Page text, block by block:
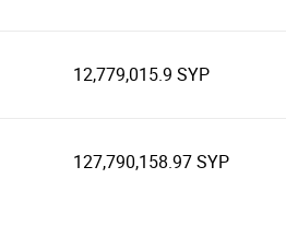
12,779,015.9 SYP
127,790,158.97 SYP